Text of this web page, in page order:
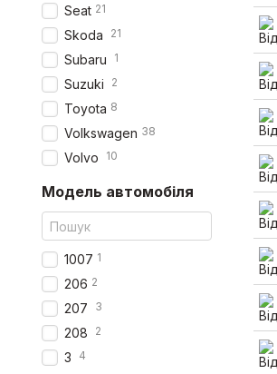
Seat 21
Skoda 21
Subaru 1
Suzuki 2
Toyota 8
Volkswagen 38
Volvo 10
Модель автомобіля
1007 1
206 2
207 3
208 2
3 4